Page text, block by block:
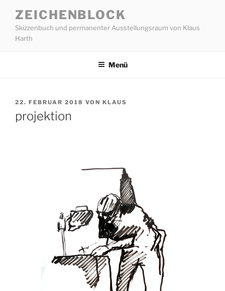
Inhalt
springen
ZEICHENBLOCK
Skizzenbuch und permanenter Ausstellungsraum von Klaus
Harth
Menü
VERÖFFENTLICHT
22. FEBRUAR 2018 VON KLAUS
projektion